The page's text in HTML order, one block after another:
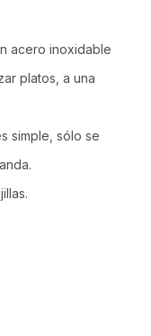
acero inoxidable
platos, a una
simple, sólo se